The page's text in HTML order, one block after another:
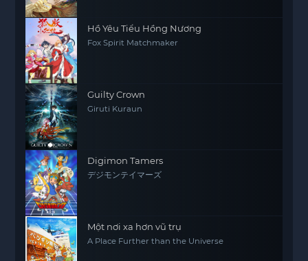
Hồ Yêu Tiểu Hồng Nương
Fox Spirit Matchmaker
Guilty Crown
Giruti Kuraun
Digimon Tamers
デジモンテイマーズ
Một nơi xa hơn vũ trụ
A Place Further than the Universe